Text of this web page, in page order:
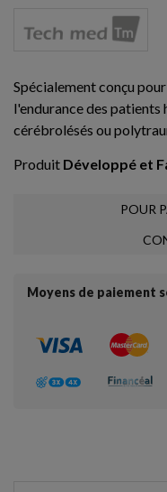
Spécialement conçu
l'endurance des patients
cérébrolésés ou
Produit Développé et
POUR
Moyens de paiement